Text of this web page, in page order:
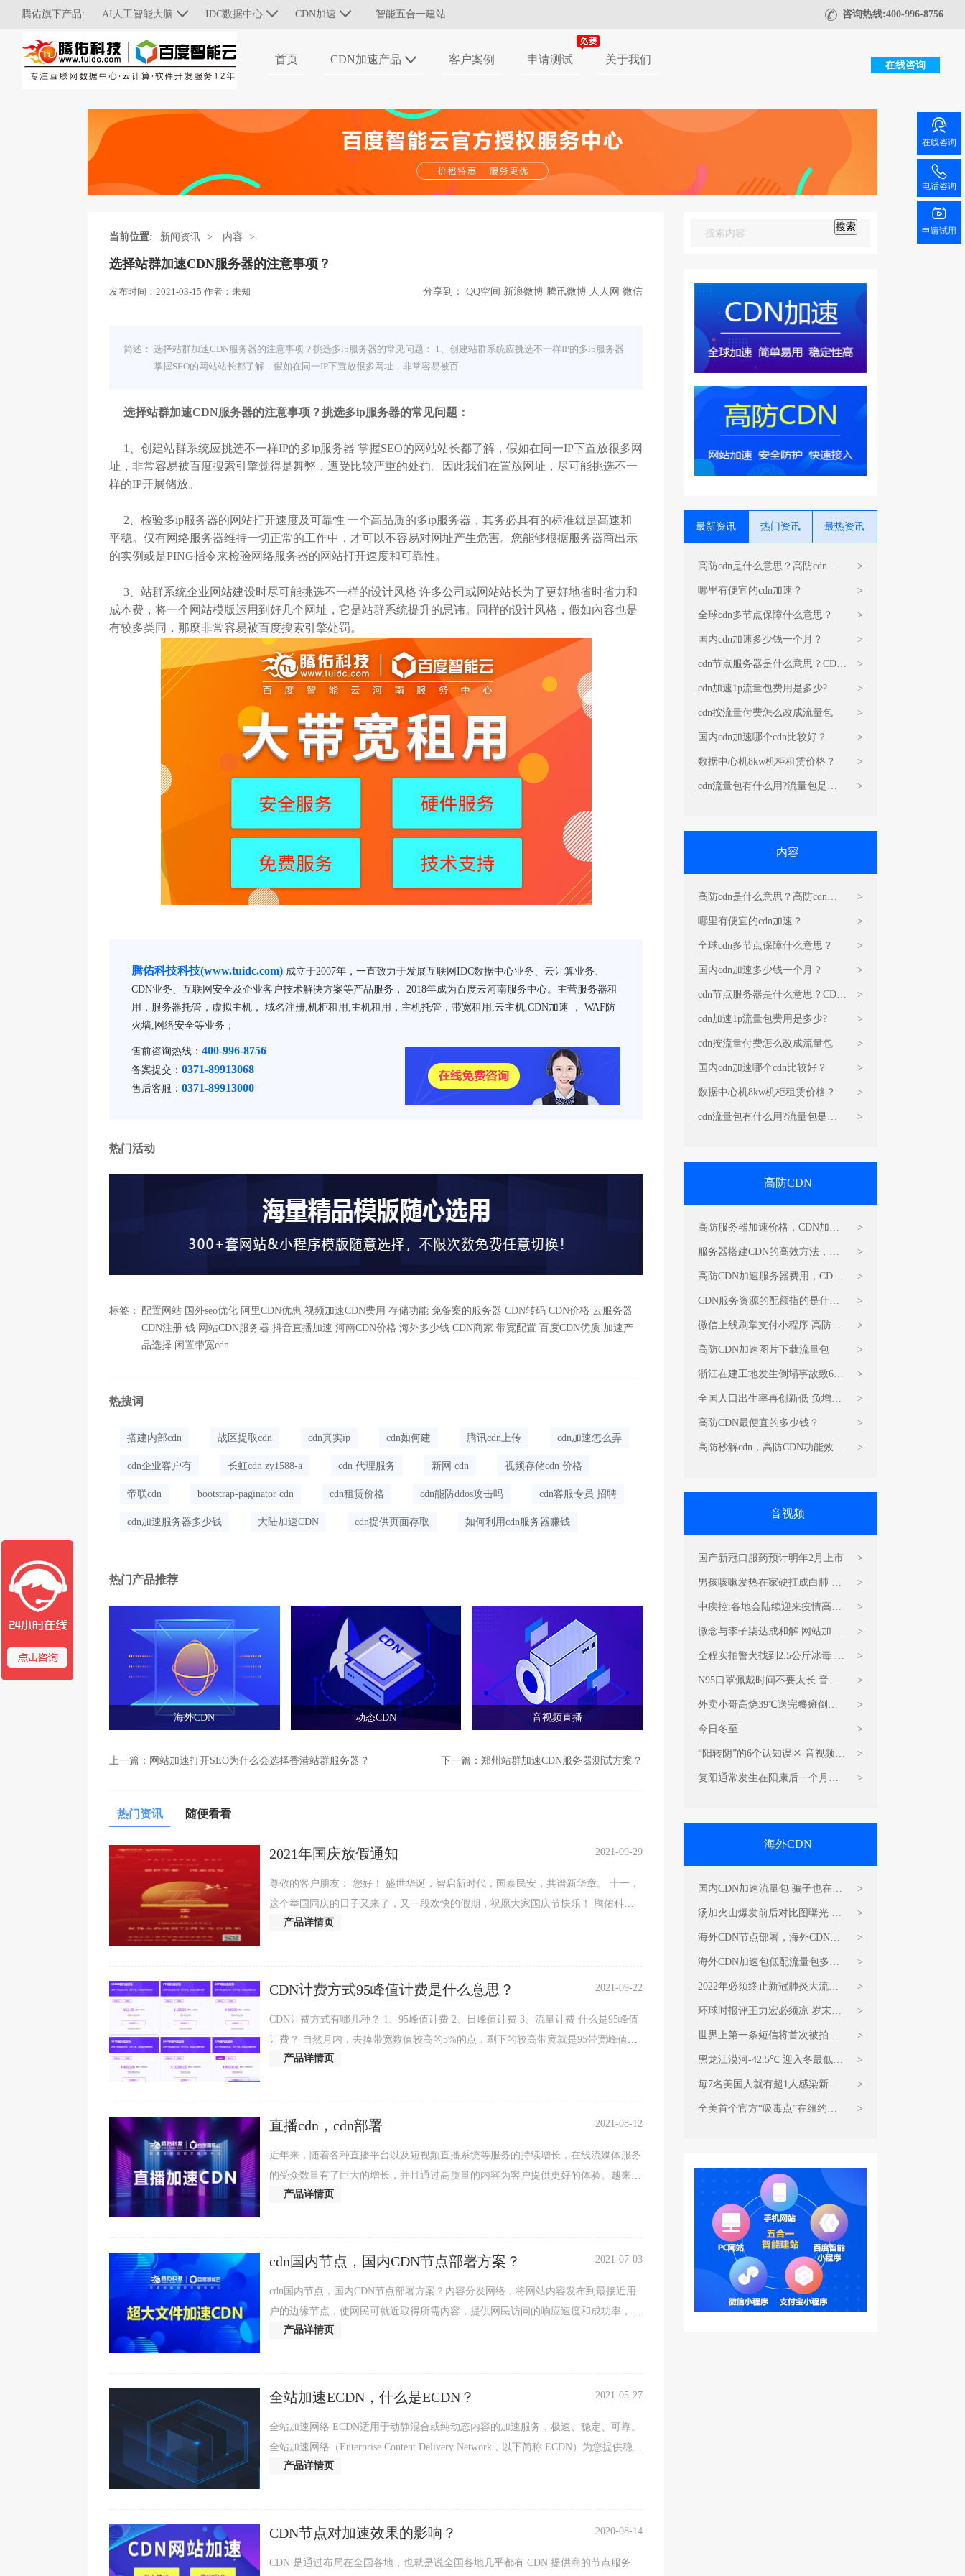
腾佑旗下产品: AI人工智能大脑 IDC数据中心 CDN加速 智能五合一建站 咨询热线:400-996-8756
首页 CDN加速产品 客户案例 申请测试 关于我们 在线咨询
搜索
最新资讯 热门资讯 最热资讯
高防cdn是什么意思？高防cdn运
营原理是什么？
>
哪里有便宜的cdn加速？ >
全球cdn多节点保障什么意思？ >
国内cdn加速多少钱一个月？ >
cdn节点服务器是什么意思？CDN
的原理和作用
>
cdn加速1p流量包费用是多少? >
cdn按流量付费怎么改成流量包 >
国内cdn加速哪个cdn比较好？ >
数据中心机8kw机柜租赁价格？ >
cdn流量包有什么用?流量包是干
>
内容
高防cdn是什么意思？高防cdn运
营原理是什么？
>
哪里有便宜的cdn加速？ >
全球cdn多节点保障什么意思？ >
国内cdn加速多少钱一个月？ >
cdn节点服务器是什么意思？CDN
的原理和作用
>
cdn加速1p流量包费用是多少? >
cdn按流量付费怎么改成流量包 >
国内cdn加速哪个cdn比较好？ >
数据中心机8kw机柜租赁价格？ >
cdn流量包有什么用?流量包是干
>
高防CDN
高防服务器加速价格，CDN加速
服务器
>
服务器搭建CDN的高效方法，
CDN加速
>
高防CDN加速服务器费用，CDN
>
CDN服务资源的配额指的是什
么？
>
微信上线刷掌支付小程序 高防加
速CDN价格
>
高防CDN加速图片下载流量包 >
浙江在建工地发生倒塌事故致6死
6伤 CDN加速流量包双十一折扣
>
全国人口出生率再创新低 负增长
可能提前 高防CDN加速流量包怎
>
高防CDN最便宜的多少钱？ >
高防秒解cdn，高防CDN功能效果
>
音视频
国产新冠口服药预计明年2月上市 >
男孩咳嗽发热在家硬扛成白肺 视
频加速CDN流量包费用
>
中疾控:各地会陆续迎来疫情高峰
游戏视频加速CDN价格
>
微念与李子柒达成和解 网站加速
CDN音视频服务器
>
全程实拍警犬找到2.5公斤冰毒 游
戏CDN加速节点
>
N95口罩佩戴时间不要太长 音视
频直播加速CDN费用
>
外卖小哥高烧39℃送完餐瘫倒在
地 音视频加速CDN流量包费用
>
今日冬至 >
“阳转阴”的6个认知误区 音视频加
速CDN费用
>
复阳通常发生在阳康后一个月内
>
海外CDN
国内CDN加速流量包 骗子也在蹭
冬奥会热点
>
汤加火山爆发前后对比图曝光 图
片加速CDN节点
>
海外CDN节点部署，海外CDN加
速包怎么收费
>
海外CDN加速包低配流量包多少
钱 印度男子偷税家藏近30亿现金
>
2022年必须终止新冠肺炎大流行
电商网站CDN加速包优惠特价
>
环球时报评王力宏必须凉 岁末
CDN流量加速包必须买
>
世界上第一条短信将首次被拍卖
百度CDN流量包低价抢购
>
黑龙江漠河-42.5℃ 迎入冬最低温
岁末CDN感恩特惠最低价
>
每7名美国人就有超1人感染新冠
海外CDN加速节点部署
>
全美首个官方“吸毒点”在纽约市
>
当前位置: 新闻资讯 > 内容 >
选择站群加速CDN服务器的注意事项？
发布时间： 2021-03-15 作者： 未知 分享到： QQ空间 新浪微博 腾讯微博 人人网 微信
简述：
选择站群加速CDN服务器的注意事项？挑选多ip服务器的常见问题： 1、创建站群系统应挑选不一样IP的多ip服务器
掌握SEO的网站站长都了解，假如在同一IP下置放很多网址，非常容易被百
选择站群加速CDN服务器的注意事项？挑选多ip服务器的常见问题：
1、创建站群系统应挑选不一样IP的多ip服务器 掌握SEO的网站站长都了解，假如在同一IP下置放很多网
址，非常容易被百度搜索引擎觉得是舞弊，遭受比较严重的处罚。因此我们在置放网址，尽可能挑选不一
样的IP开展储放。
2、检验多ip服务器的网站打开速度及可靠性 一个高品质的多ip服务器，其务必具有的标准就是髙速和
平稳。仅有网络服务器维持一切正常的工作中，才可以不容易对网址产生危害。您能够根据服务器商出示
的实例或是PING指令来检验网络服务器的网站打开速度和可靠性。
3、站群系统企业网站建设时尽可能挑选不一样的设计风格 许多公司或网站站长为了更好地省时省力和
成本费，将一个网站模版运用到好几个网址，它是站群系统提升的忌讳。同样的设计风格，假如內容也是
有较多类同，那麼非常容易被百度搜索引擎处罚。
腾佑科技科技(www.tuidc.com) 成立于2007年，一直致力于发展互联网IDC数据中心业务、云计算业务、
CDN业务、互联网安全及企业客户技术解决方案等产品服务， 2018年成为百度云河南服务中心。主营服务器租
用，服务器托管，虚拟主机， 域名注册,机柜租用,主机租用，主机托管，带宽租用,云主机,CDN加速 ， WAF防
火墙,网络安全等业务；
售前咨询热线： 400-996-8756
备案提交： 0371-89913068
售后客服： 0371-89913000
热门活动
标签： 配置网站 国外seo优化 阿里CDN优惠 视频加速CDN费用 存储功能 免备案的服务器 CDN转码 CDN价格 云服务器
CDN注册 钱 网站CDN服务器 抖音直播加速 河南CDN价格 海外多少钱 CDN商家 带宽配置 百度CDN优质 加速产
品选择 闲置带宽cdn
热搜词
搭建内部cdn 战区提取cdn cdn真实ip cdn如何建 腾讯cdn上传 cdn加速怎么弄
cdn企业客户有 长虹cdn zy1588-a cdn 代理服务 新网 cdn 视频存储cdn 价格
帝联cdn bootstrap-paginator cdn cdn租赁价格 cdn能防ddos攻击吗 cdn客服专员 招聘
cdn加速服务器多少钱 大陆加速CDN cdn提供页面存取 如何利用cdn服务器赚钱
热门产品推荐
海外CDN 动态CDN 音视频直播
上一篇： 网站加速打开SEO为什么会选择香港站群服务器？ 下一篇： 郑州站群加速CDN服务器测试方案？
热门资讯 随便看看
2021年国庆放假通知 2021-09-29
尊敬的客户朋友： 您好！ 盛世华诞，智启新时代，国泰民安，共谱新华章。 十一，
这个举国同庆的日子又来了，又一段欢快的假期，祝愿大家国庆节快乐！ 腾佑科技
2021国庆节放假安
产品详情页
CDN计费方式95峰值计费是什么意思？ 2021-09-22
CDN计费方式有哪几种？ 1、95峰值计费 2、日峰值计费 3、流量计费 什么是95峰值
计费？ 自然月内，去掉带宽数值较高的5%的点，剩下的较高带宽就是95带宽峰值计
费值。 CDN计费方式95峰值
产品详情页
直播cdn，cdn部署 2021-08-12
近年来，随着各种直播平台以及短视频直播系统等服务的持续增长，在线流媒体服务
的受众数量有了巨大的增长，并且通过高质量的内容为客户提供更好的体验。越来越
多的用户吸粉后
产品详情页
cdn国内节点，国内CDN节点部署方案？ 2021-07-03
cdn国内节点，国内CDN节点部署方案？内容分发网络，将网站内容发布到最接近用
户的边缘节点，使网民可就近取得所需内容，提供网民访问的响应速度和成功率，同
时能够保护源站。解
产品详情页
全站加速ECDN，什么是ECDN？ 2021-05-27
全站加速网络 ECDN适用于动静混合或纯动态内容的加速服务，极速、稳定、可靠。
全站加速网络（Enterprise Content Delivery Network，以下简称 ECDN）为您提供稳定
高效的网络加速服务，适用于
产品详情页
CDN节点对加速效果的影响？ 2020-08-14
CDN 是通过布局在全国各地，也就是说全国各地几乎都有 CDN 提供商的节点服务
在线咨询
电话咨询
申请试用